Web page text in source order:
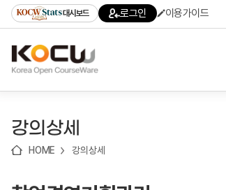
기
기
기
content)
가
대시보드 로그인 이용가이드
강의상세
HOME 강의상세